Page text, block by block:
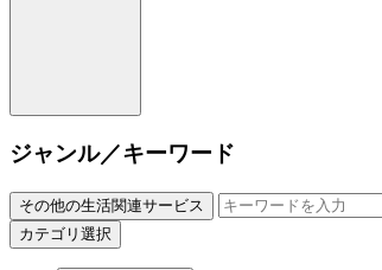
ジャンル／キーワード
その他の生活関連サービス
カテゴリ選択